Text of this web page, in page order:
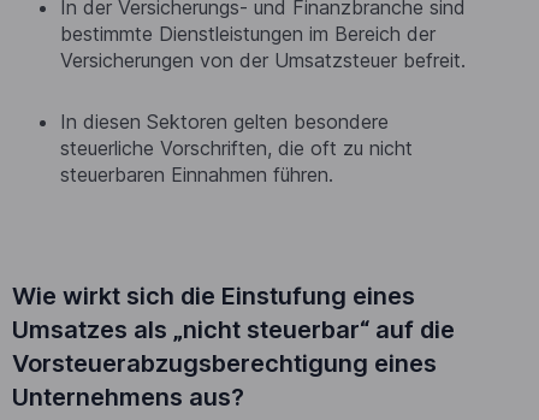
In der Versicherungs- und Finanzbranche sind
bestimmte Dienstleistungen im Bereich der
Versicherungen von der Umsatzsteuer befreit.
In diesen Sektoren gelten besondere
steuerliche Vorschriften, die oft zu nicht
steuerbaren Einnahmen führen.
Wie wirkt sich die Einstufung eines
Umsatzes als „nicht steuerbar“ auf die
Vorsteuerabzugsberechtigung eines
Unternehmens aus?